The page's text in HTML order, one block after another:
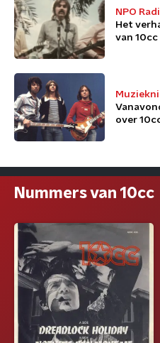
NPO
Het
van 10cc
over
Nummers van 10cc